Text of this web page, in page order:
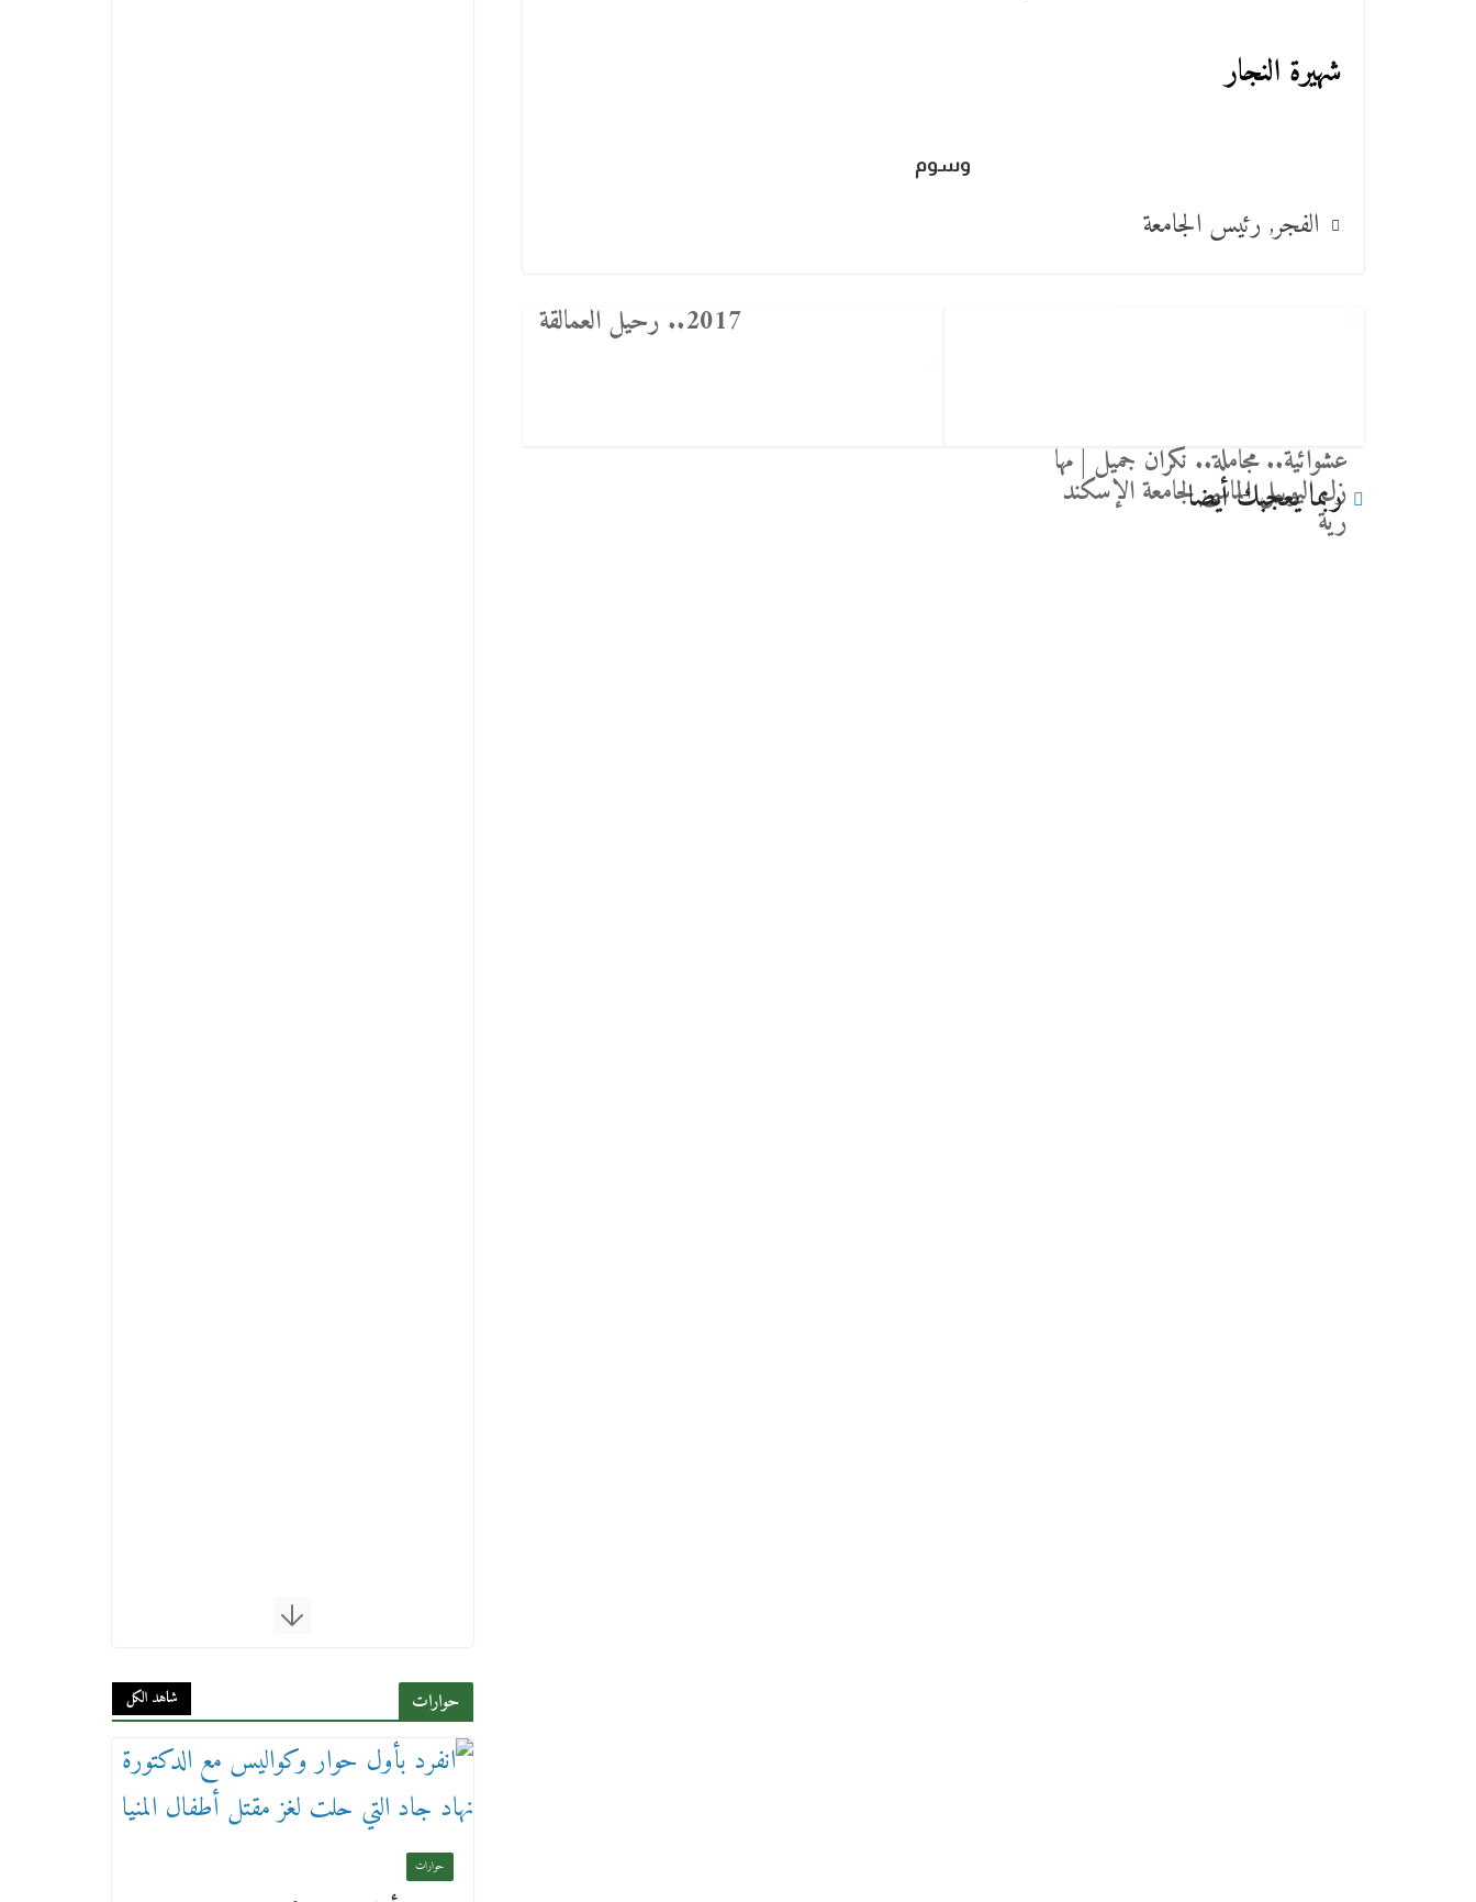
شهيرة النجار
وسوم
الفجر, رئيس الجامعة
عشوائية.. مجاملة.. نكران جميل | مها
زل اليوبيل الماسى لجامعة الإسكند
رية
2017.. رحيل العمالقة
ربما يعجبك أيضا
حوارات شاهد الكل
حوارات